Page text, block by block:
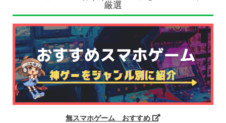
厳選
無スマホゲーム おすすめ